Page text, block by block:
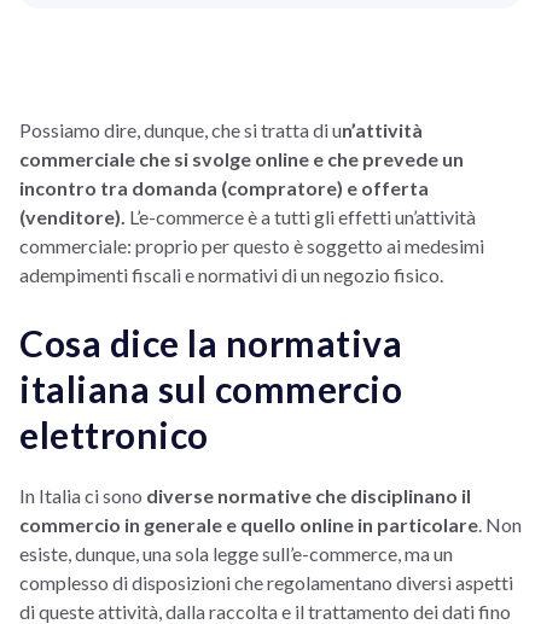
Possiamo dire, dunque, che si tratta di un’attività
commerciale che si svolge online e che prevede un
incontro tra domanda (compratore) e offerta
(venditore). L’e-commerce è a tutti gli effetti un’attività
commerciale: proprio per questo è soggetto ai medesimi
adempimenti fiscali e normativi di un negozio fisico.
Cosa dice la normativa
italiana sul commercio
elettronico
In Italia ci sono diverse normative che disciplinano il
commercio in generale e quello online in particolare . Non
esiste, dunque, una sola legge sull’e-commerce, ma un
complesso di disposizioni che regolamentano diversi aspetti
di queste attività, dalla raccolta e il trattamento dei dati fino